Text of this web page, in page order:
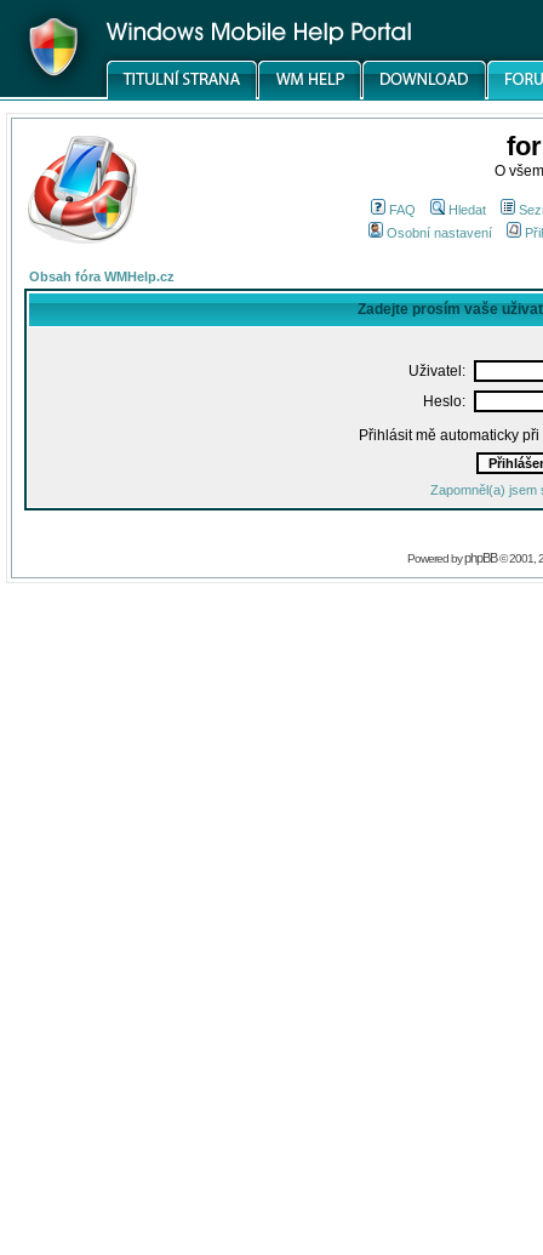
O
FAQ Hledat
Osobní nastavení
Obsah fóra WMHelp.cz
Zadejte prosím vaše
Uživatel:
Heslo:
Přihlásit mě automaticky
Zapomněl(a) jsem
Powered byphpBB© 2001,